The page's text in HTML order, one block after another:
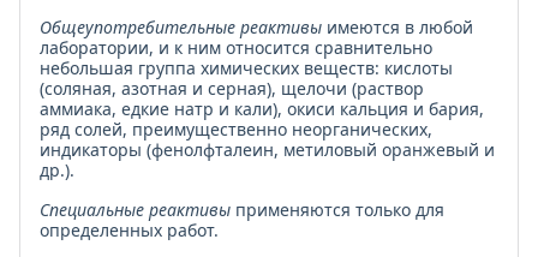
Общеупотребительные реактивы имеются в любой
лаборатории, и к ним относится сравнительно
небольшая группа химических веществ: кислоты
(соляная, азотная и серная), щелочи (раствор
аммиака, едкие натр и кали), окиси кальция и бария,
ряд солей, преимущественно неорганических,
индикаторы (фенолфталеин, метиловый оранжевый и
др.).
Специальные реактивы применяются только для
определенных работ.